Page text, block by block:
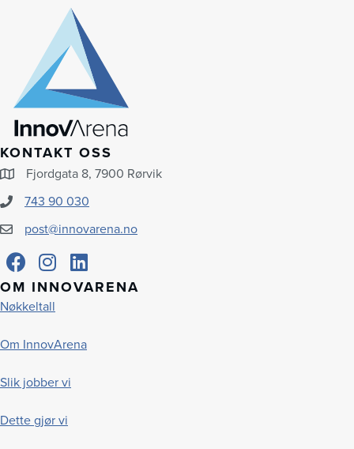
KONTAKT OSS
Fjordgata 8, 7900 Rørvik
743 90 030
post@innovarena.no
OM INNOVARENA
Nøkkeltall
Om InnovArena
Slik jobber vi
Dette gjør vi